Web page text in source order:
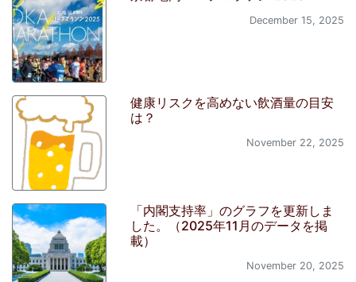
December 15, 2025
健康リスクを高めない飲酒量の目安
は？
November 22, 2025
「内閣支持率」のグラフを更新しま
した。（2025年11月のデータを掲
載）
November 20, 2025